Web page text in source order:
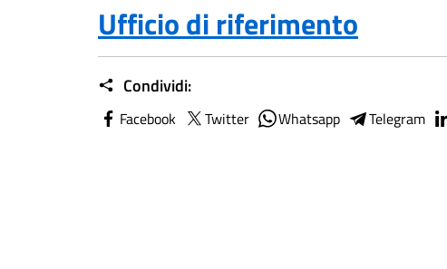
Ufficio di riferimento
Condividi:
Facebook Twitter Whatsapp Telegram